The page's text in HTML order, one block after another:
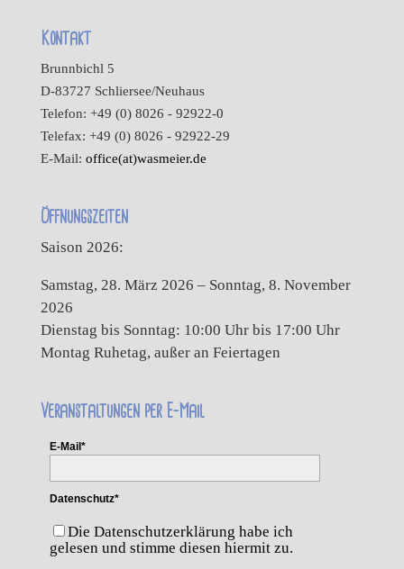
Kontakt
Brunnbichl 5
D-83727 Schliersee/Neuhaus
Telefon: +49 (0) 8026 - 92922-0
Telefax: +49 (0) 8026 - 92922-29
E-Mail: office(at)wasmeier.de
Öffnungszeiten
Saison 2026:
Samstag, 28. März 2026 – Sonntag, 8. November
2026
Dienstag bis Sonntag: 10:00 Uhr bis 17:00 Uhr
Montag Ruhetag, außer an Feiertagen
Veranstaltungen per E-Mail
E-Mail*
Datenschutz*
Die Datenschutzerklärung habe ich
gelesen und stimme diesen hiermit zu.